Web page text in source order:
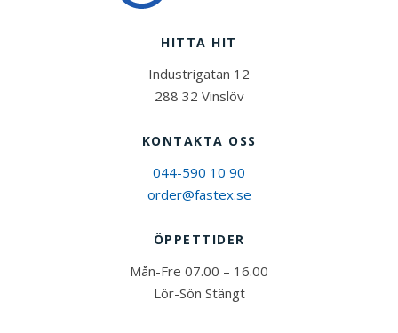
HITTA HIT
Industrigatan 12
288 32 Vinslöv
KONTAKTA OSS
044-590 10 90
order@fastex.se
ÖPPETTIDER
Mån-Fre 07.00 – 16.00
Lör-Sön Stängt